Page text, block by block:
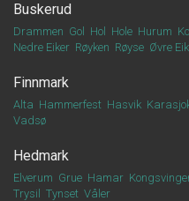
Buskerud
Drammen Gol Hol Hole Hurum
Nedre Eiker Røyken Røyse Øvre
Finnmark
Alta Hammerfest Hasvik
Vadsø
Hedmark
Elverum Grue Hamar
Trysil
Tynset Våler